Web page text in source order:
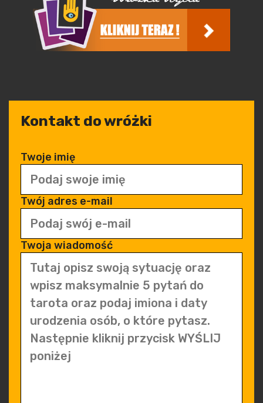
Kontakt do wróżki
Twoje imię
Twój adres e-mail
Twoja wiadomość